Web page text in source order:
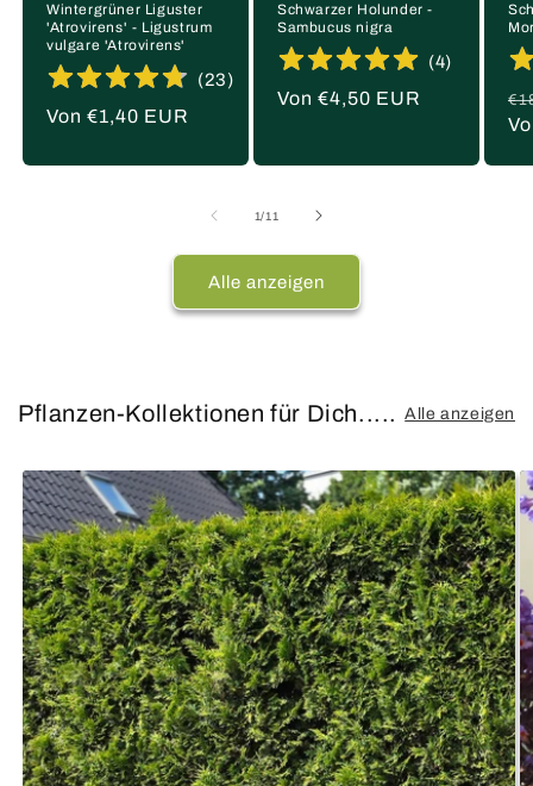
Wintergrüner Liguster
'Atrovirens' - Ligustrum
vulgare 'Atrovirens'
(23)
Normaler
Von €1,40 EUR
Schwarzer Holunder -
Sambucus nigra
(4)
Normaler
Von €4,50 EUR
1/von
11
Alle anzeigen
Pflanzen-Kollektionen für Dich..... Alle anzeigen